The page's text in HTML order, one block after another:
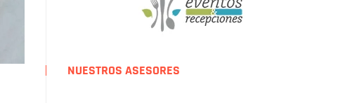
NUESTROS ASESORES